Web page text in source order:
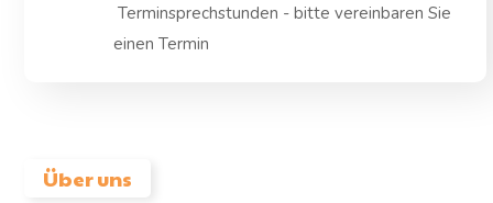
Terminsprechstunden - bitte vereinbaren Sie
einen Termin
Über uns